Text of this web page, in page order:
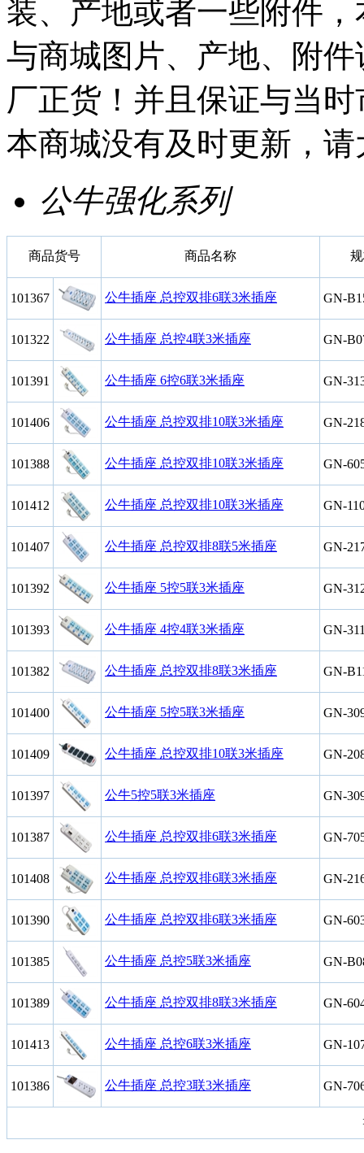
装、产地或者一些附件
与商城图片、产地、附
厂正货！并且保证与当
本商城没有及时更新，
公牛强化系列
商品货号 商品名称
101367 公牛插座 总控双排6联3米插座 GN-
101322 公牛插座 总控4联3米插座 GN-
101391 公牛插座 6控6联3米插座 GN-
101406 公牛插座 总控双排10联3米插座 GN-
101388 公牛插座 总控双排10联3米插座 GN-
101412 公牛插座 总控双排10联3米插座 GN-
101407 公牛插座 总控双排8联5米插座 GN-
101392 公牛插座 5控5联3米插座 GN-
101393 公牛插座 4控4联3米插座 GN-
101382 公牛插座 总控双排8联3米插座 GN-
101400 公牛插座 5控5联3米插座 GN-
101409 公牛插座 总控双排10联3米插座 GN-
101397 公牛5控5联3米插座 GN-
101387 公牛插座 总控双排6联3米插座 GN-
101408 公牛插座 总控双排6联3米插座 GN-
101390 公牛插座 总控双排6联3米插座 GN-
101385 公牛插座 总控5联3米插座 GN-
101389 公牛插座 总控双排8联3米插座 GN-
101413 公牛插座 总控6联3米插座 GN-
101386 公牛插座 总控3联3米插座 GN-